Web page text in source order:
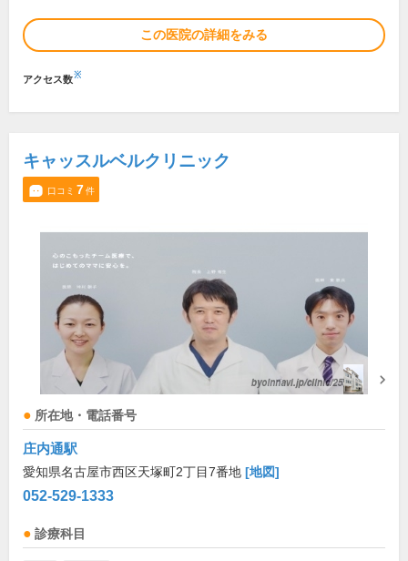
この医院の詳細をみる
アクセス数※
キャッスルベルクリニック
口コミ 7件
所在地・電話番号
庄内通駅
愛知県名古屋市西区天塚町2丁目7番地 [地図]
052-529-1333
診療科目